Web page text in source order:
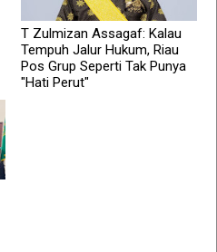
T Zulmizan Assagaf: Kalau
Tempuh Jalur Hukum, Riau
Pos Grup Seperti Tak Punya
"Hati Perut"